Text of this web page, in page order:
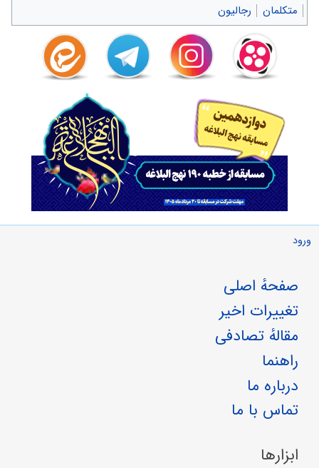
متکلمان
رجالیون
ورود
صفحهٔ اصلی
تغییرات اخیر
مقالهٔ تصادفی
راهنما
درباره ما
تماس با ما
ابزارها